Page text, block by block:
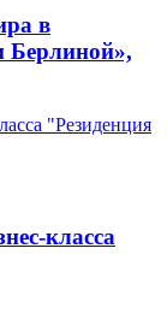
в
Берлиной»,
класса